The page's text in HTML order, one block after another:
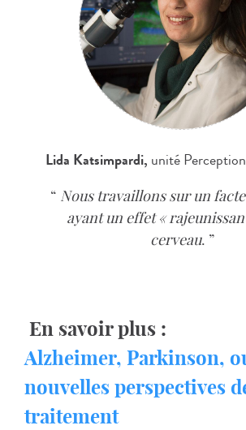
Lida Katsimpardi, unité
Nous travaillons sur un
ayant un effet «
cerveau.
En savoir plus :
Alzheimer, Parkinson,
nouvelles perspectives
traitement